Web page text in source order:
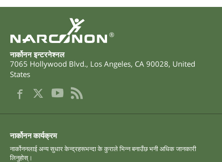
®
नार्कोनन इन्टरनेश्नल
7065 Hollywood Blvd., Los Angeles, CA 90028, United
States
नार्कोनन कार्यक्रम
नार्कोननलाई अन्य सुधार केन्द्रहरूभन्दा के कुराले भिन्न बनाउँछ भनी अधिक जानकारी
लिनुहोस्।